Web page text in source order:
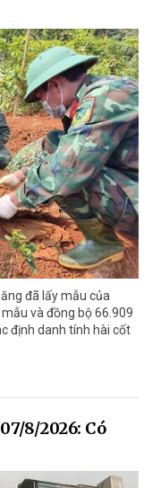
đã lấy mẫu của
và đồng bộ 66.909
định danh tính hài cốt
8/2026: Có